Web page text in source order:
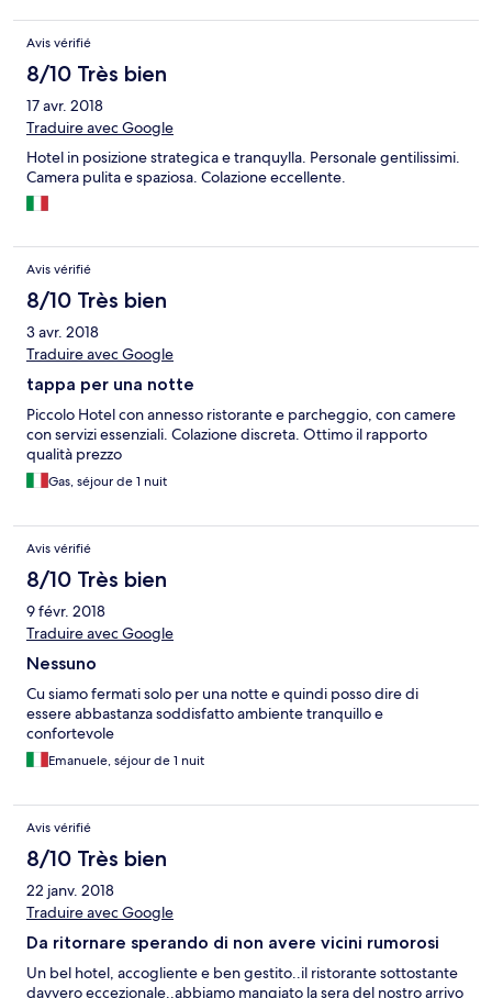
quanto l'assistenza non era operante al sabato e domenica che
sono stati i giorni del nostro soggiorno. Colazione un po'
scarsina....
Avis vérifié
8/10 Très bien
17 avr. 2018
Traduire avec Google
Hotel in posizione strategica e tranquylla. Personale gentilissimi.
Camera pulita e spaziosa. Colazione eccellente.
Avis vérifié
8/10 Très bien
3 avr. 2018
Traduire avec Google
tappa per una notte
Piccolo Hotel con annesso ristorante e parcheggio, con camere
con servizi essenziali. Colazione discreta. Ottimo il rapporto
qualità prezzo
Gas, séjour de 1 nuit
Avis vérifié
8/10 Très bien
9 févr. 2018
Traduire avec Google
Nessuno
Cu siamo fermati solo per una notte e quindi posso dire di
essere abbastanza soddisfatto ambiente tranquillo e
confortevole
Emanuele, séjour de 1 nuit
Avis vérifié
8/10 Très bien
22 janv. 2018
Traduire avec Google
Da ritornare sperando di non avere vicini rumorosi
Un bel hotel, accogliente e ben gestito..il ristorante sottostante
davvero eccezionale..abbiamo mangiato la sera del nostro arrivo